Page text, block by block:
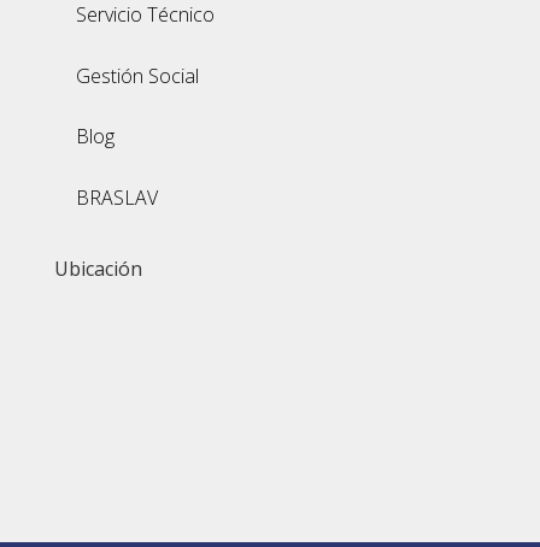
Servicio Técnico
Gestión Social
Blog
BRASLAV
Ubicación